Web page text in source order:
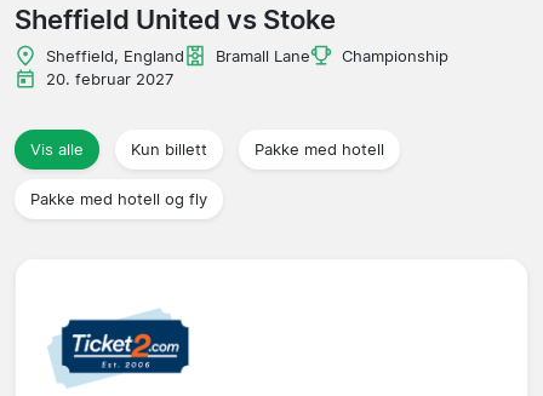
Lag
Ligaer
Reisebyråer
Sheffield United vs Stoke
Sheffield, England Bramall Lane
Championship
20. februar 2027
Vis alle Kun billett Pakke med hotell
Pakke med hotell og fly